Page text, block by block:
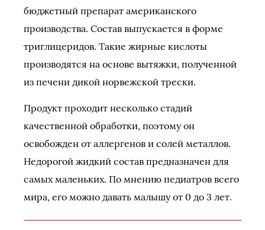
бюджетный препарат американского
производства. Состав выпускается в форме
триглицеридов. Такие жирные кислоты
производятся на основе вытяжки, полученной
из печени дикой норвежской трески.
Продукт проходит несколько стадий
качественной обработки, поэтому он
освобожден от аллергенов и солей металлов.
Недорогой жидкий состав предназначен для
самых маленьких. По мнению педиатров всего
мира, его можно давать малышу от 0 до 3 лет.